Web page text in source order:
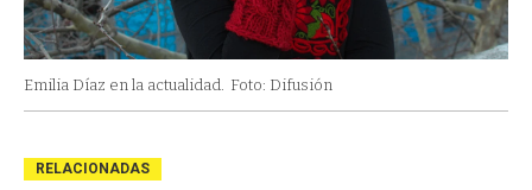
Emilia Díaz en la actualidad. Foto: Difusión
RELACIONADAS